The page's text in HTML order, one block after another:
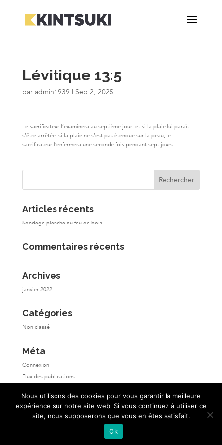
Lévitique 13:5
par admin1939 | Sep 2, 2025
Le sacrificateur l’examinera au septième jour; et si la plaie lui paraît
s’être arrêtée, si la plaie ne s’est pas étendue sur la peau, le
sacrificateur l’enfermera une seconde fois pendant sept jours.
Articles récents
Sondage plancha au feu de bois
Commentaires récents
Archives
janvier 2022
Catégories
Non classé
Méta
Connexion
Flux des publications
Site de WordPress-FR
Nous utilisons des cookies pour vous garantir la meilleure
expérience sur notre site web. Si vous continuez à utiliser ce
site, nous supposerons que vous en êtes satisfait.
Ok